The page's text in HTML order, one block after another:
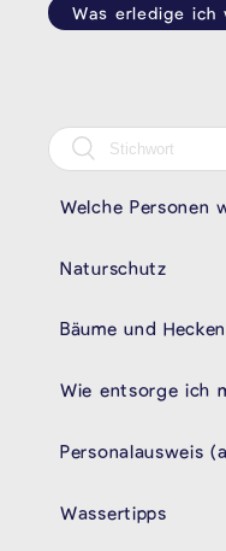
Was erledige ich
Welche Personen
Naturschutz
Bäume und Hecken
Wie entsorge ich
Müll
Personalausweis
Pass ID Ausweis
Wassertipps